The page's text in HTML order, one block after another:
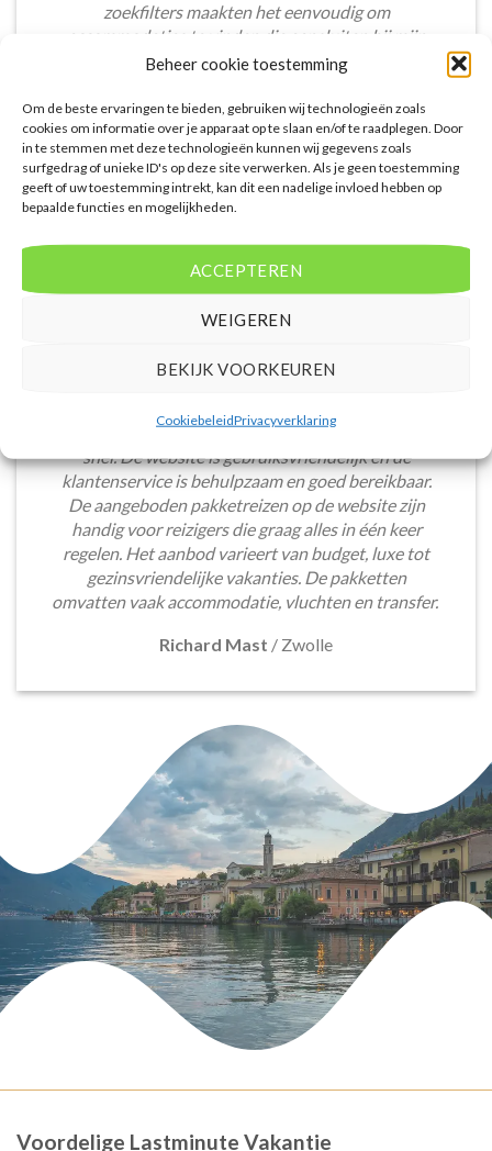
Beheer cookie toestemming
Om de beste ervaringen te bieden, gebruiken wij technologieën zoals
cookies om informatie over je apparaat op te slaan en/of te raadplegen. Door
in te stemmen met deze technologieën kunnen wij gegevens zoals
surfgedrag of unieke ID's op deze site verwerken. Als je geen toestemming
geeft of uw toestemming intrekt, kan dit een nadelige invloed hebben op
bepaalde functies en mogelijkheden.
ACCEPTEREN
WEIGEREN
BEKIJK VOORKEUREN
CookiebeleidPrivacyverklaring
zoekfilters maakten het eenvoudig om
accommodaties te vinden die aansluiten bij mijn
voorkeuren en budget.
Tim Beukers/Tilburg
Voordeligelastminutevakantie.nl is eenvoudig en
snel. De website is gebruiksvriendelijk en de
klantenservice is behulpzaam en goed bereikbaar.
De aangeboden pakketreizen op de website zijn
handig voor reizigers die graag alles in één keer
regelen. Het aanbod varieert van budget, luxe tot
gezinsvriendelijke vakanties. De pakketten
omvatten vaak accommodatie, vluchten en transfer.
Richard Mast / Zwolle
Voordelige Lastminute Vakantie